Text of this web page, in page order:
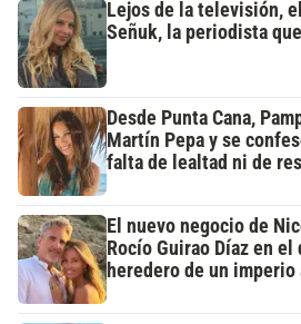
Lejos de la televisión,
Señuk, la periodista
Desde Punta Cana,
Martín Pepa y se
falta de lealtad ni de
El nuevo negocio de
Rocío Guirao Díaz en
heredero de un